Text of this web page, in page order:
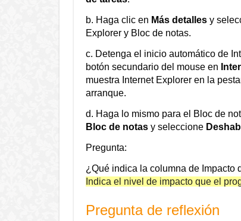
b. Haga clic en Más detallesy
Explorer y Bloc de notas.
c. Detenga el inicio automático de
botón secundario del mouse en
muestra Internet Explorer en la
arranque.
d. Haga lo mismo para el Bloc de
Bloc de notasy seleccione
Pregunta:
¿Qué indica la columna de Impacto
Indica el nivel de impacto que el
Pregunta de reflexión